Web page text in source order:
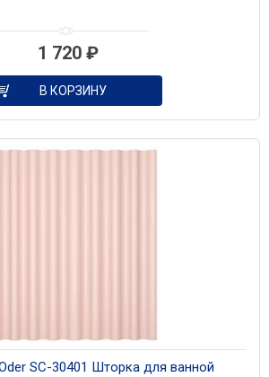
1 720 ₽
В КОРЗИНУ
SC-30401 Шторка для ванной